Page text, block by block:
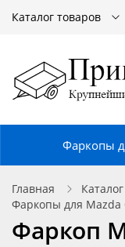
Каталог товаров
Фаркопы
Главная Каталог
Фаркопы для Mazda
Фаркоп